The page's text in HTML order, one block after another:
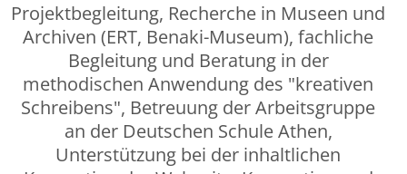
Projektbegleitung, Recherche in Museen und
Archiven (ERT, Benaki-Museum), fachliche
Begleitung und Beratung in der
methodischen Anwendung des "kreativen
Schreibens", Betreuung der Arbeitsgruppe
an der Deutschen Schule Athen,
Unterstützung bei der inhaltlichen